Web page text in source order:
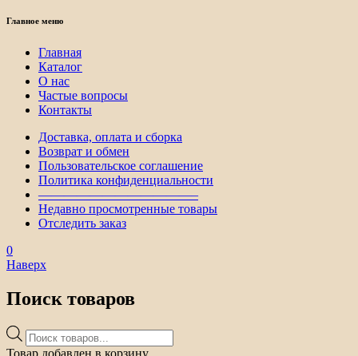
Главное меню
Главная
Каталог
О нас
Частые вопросы
Контакты
Доставка, оплата и сборка
Возврат и обмен
Пользовательское соглашение
Политика конфиденциальности
————————————–
Недавно просмотренные товары
Отследить заказ
0
Наверх
Поиск товаров
Поиск
товаров
Товар добавлен в корзину